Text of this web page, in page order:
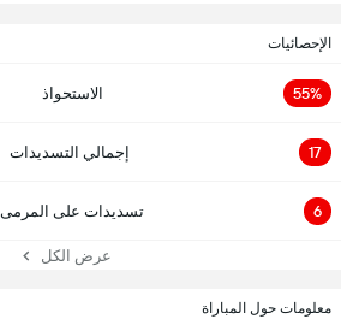
الإحصائيات
55% الاستحواذ
17 إجمالي التسديدات
6 تسديدات على المرمى
عرض الكل
معلومات حول المباراة